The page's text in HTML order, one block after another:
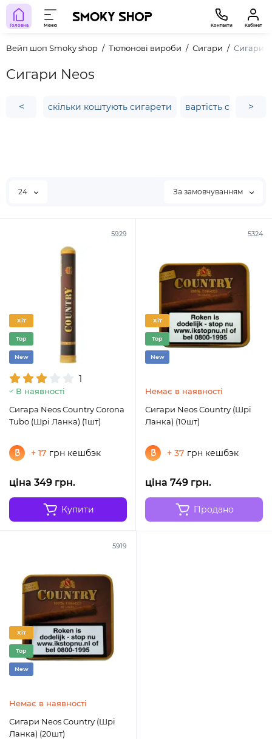
Головна Меню Контакти Кабінет
Вейп шоп Smoky shop Тютюнові вироби Сигари Сигари
Сигари Neos
< скільки коштують сигарети вартість сигарет
>
24 За замовчуванням
5929
Хіт
Top
New
1
В наявності
Сигара Neos Country Corona
Tubo (Шрі Ланка) (1шт)
+ 17 грн кешбэк
ціна 349 грн.
Купити
5324
Хіт
Top
New
Немає в наявності
Сигари Neos Country (Шрі
Ланка) (10шт)
+ 37 грн кешбэк
ціна 749 грн.
Продано
5919
Хіт
Top
New
Немає в наявності
Сигари Neos Country (Шрі
Ланка) (20шт)